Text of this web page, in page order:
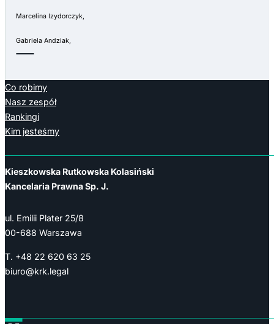
Marcelina Izydorczyk,
Gabriela Andziak,
Co robimy
Nasz zespół
Rankingi
Kim jesteśmy
Kieszkowska Rutkowska Kolasiński
Kancelaria Prawna Sp. J.
ul. Emilii Plater 25/8
00-688 Warszawa
T. +48 22 620 63 25
biuro@krk.legal